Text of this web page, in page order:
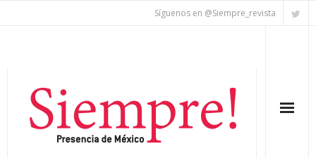
Síguenos en @Siempre_revista